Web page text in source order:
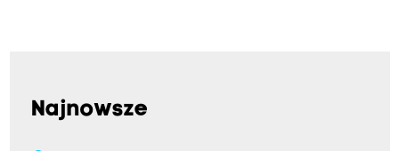
Najnowsze